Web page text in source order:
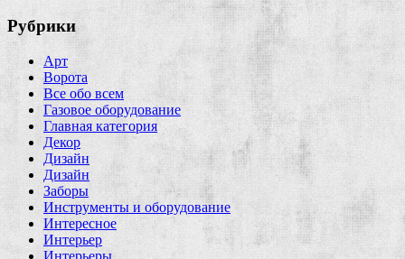
Рубрики
Арт
Ворота
Все обо всем
Газовое оборудование
Главная категория
Декор
Дизайн
Дизайн
Заборы
Инструменты и оборудование
Интересное
Интерьер
Интерьеры